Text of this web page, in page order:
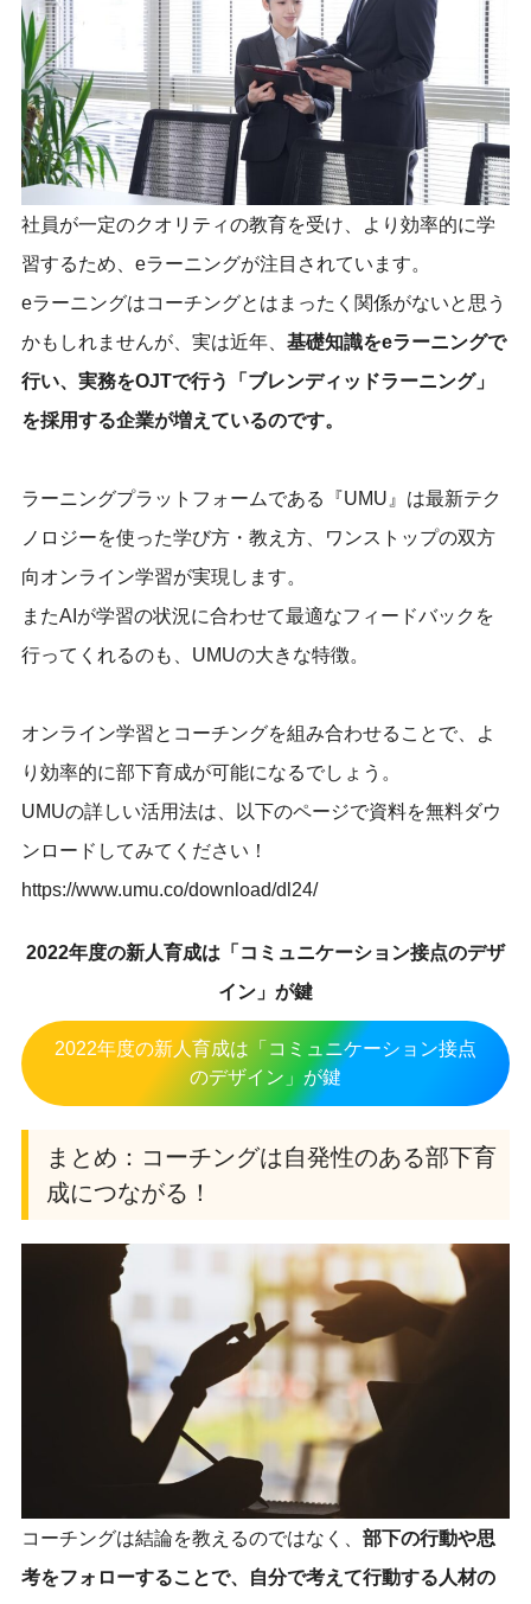
社員が一定のクオリティの教育を受け、より効率的に学
習するため、eラーニングが注目されています。
eラーニングはコーチングとはまったく関係がないと思う
かもしれませんが、実は近年、 基礎知識をeラーニングで
行い、実務をOJTで行う「ブレンディッドラーニング」
を採用する企業が増えているのです。
ラーニングプラットフォームである『UMU』は最新テク
ノロジーを使った学び方・教え方、ワンストップの双方
向オンライン学習が実現します。
またAIが学習の状況に合わせて最適なフィードバックを
行ってくれるのも、UMUの大きな特徴。
オンライン学習とコーチングを組み合わせることで、よ
り効率的に部下育成が可能になるでしょう。
UMUの詳しい活用法は、以下のページで資料を無料ダウ
ンロードしてみてください！
https://www.umu.co/download/dl24/
2022年度の新人育成は「コミュニケーション接点のデザ
イン」が鍵
2022年度の新人育成は「コミュニケーション接点
のデザイン」が鍵
まとめ：コーチングは自発性のある部下育
成につながる！
コーチングは結論を教えるのではなく、 部下の行動や思
考をフォローすることで、自分で考えて行動する人材の